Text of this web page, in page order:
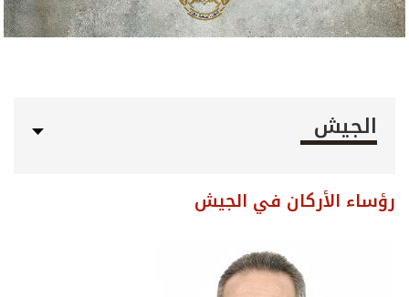
الجيش
رؤساء الأركان في الجيش